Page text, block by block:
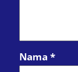
Nama *